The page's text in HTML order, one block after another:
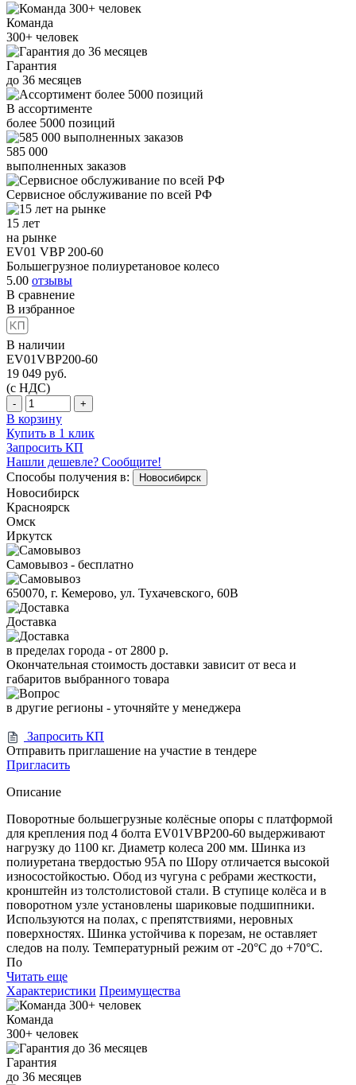
Команда
300+ человек
Гарантия
до 36 месяцев
В ассортименте
более 5000 позиций
585 000
выполненных заказов
Сервисное обслуживание по всей РФ
15 лет
на рынке
EV01 VBP 200-60
Большегрузное полиуретановое колесо
5.00 отзывы
В сравнение
В избранное
В наличии
EV01VBP200-60
19 049 руб.
(с НДС)
- +
В корзину
Купить в 1 клик
Запросить КП
Нашли дешевле? Сообщите!
Способы получения в:
Новосибирск
Новосибирск
Красноярск
Омск
Иркутск
Самовывоз - бесплатно
650070, г. Кемерово, ул. Тухачевского, 60В
Доставка
в пределах города - от 2800 р.
Окончательная стоимость доставки зависит от веса и
габаритов выбранного товара
в другие регионы - уточняйте у менеджера
Запросить КП
Отправить приглашение на участие в тендере
Пригласить
Описание
Поворотные большегрузные колёсные опоры с платформой
для крепления под 4 болта EV01VBP200-60 выдерживают
нагрузку до 1100 кг. Диаметр колеса 200 мм. Шинка из
полиуретана твердостью 95A по Шору отличается высокой
износостойкостью. Обод из чугуна с ребрами жесткости,
кронштейн из толстолистовой стали. В ступице колёса и в
поворотном узле установлены шариковые подшипники.
Используются на полах, с препятствиями, неровных
поверхностях. Шинка устойчива к порезам, не оставляет
следов на полу. Температурный режим от -20°С до +70°С.
По
Читать еще
Характеристики Преимущества
Команда
300+ человек
Гарантия
до 36 месяцев